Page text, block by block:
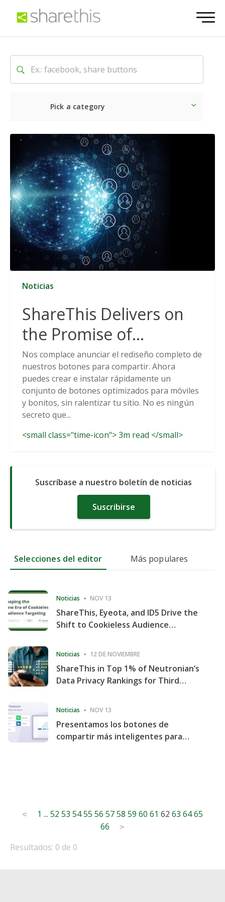
Pick a category
Lo último Social
Noticias
ShareThis Delivers on
the Promise of
Cookieless Data
Solutions
Nos complace anunciar el rediseño completo de
nuestros botones para compartir. Ahora
puedes crear e instalar rápidamente un
conjunto de botones optimizados para móviles
y bonitos, sin ralentizar tu sitio. No es ningún
secreto que...
<small class="time-icon"> 3m read </small>
Suscríbase a nuestro boletín de noticias
Suscribirse
Selecciones del editor Más populares
Noticias NOV 13
ShareThis, Eyeota, and ID5 Drive the
Shift to Cookieless Audience
Noticias 12 DE NOVIEMBRE
ShareThis in Top 1% of Neutronian’s
Data Privacy Rankings for Third
Noticias NOV 13
Presentamos los botones de
compartir más inteligentes para
Posts
pagination
< 1 ... 52 53 5455 56 5758 59 60 61 62 63 6465
66
>
Resultados: 0 de 0